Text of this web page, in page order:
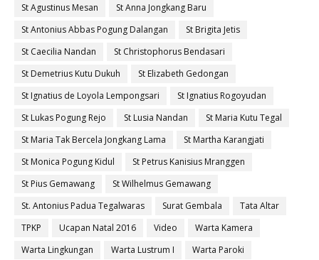
St Agustinus Mesan
St Anna Jongkang Baru
St Antonius Abbas Pogung Dalangan
St Brigita Jetis
St Caecilia Nandan
St Christophorus Bendasari
St Demetrius Kutu Dukuh
St Elizabeth Gedongan
St Ignatius de Loyola Lempongsari
St Ignatius Rogoyudan
St Lukas Pogung Rejo
St Lusia Nandan
St Maria Kutu Tegal
St Maria Tak Bercela Jongkang Lama
St Martha Karangjati
St Monica Pogung Kidul
St Petrus Kanisius Mranggen
St Pius Gemawang
St Wilhelmus Gemawang
St. Antonius Padua Tegalwaras
Surat Gembala
Tata Altar
TPKP
Ucapan Natal 2016 Video
Warta Kamera
Warta Lingkungan
Warta Lustrum I
Warta Paroki